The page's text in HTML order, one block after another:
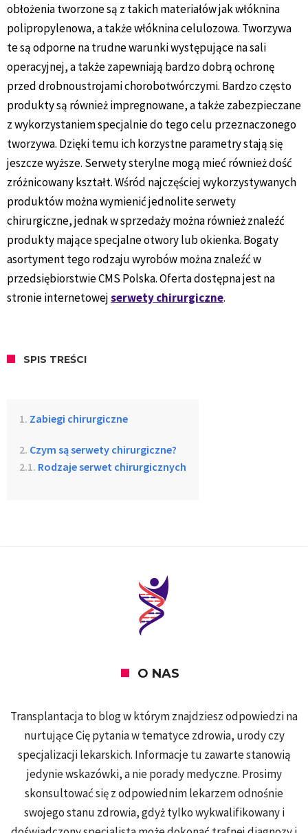
obłożenia tworzone są z takich materiałów jak włóknina
polipropylenowa, a także włóknina celulozowa. Tworzywa
te są odporne na trudne warunki występujące na sali
operacyjnej, a także zapewniają bardzo dobrą ochronę
przed drobnoustrojami chorobotwórczymi. Bardzo często
produkty są również impregnowane, a także zabezpieczane
z wykorzystaniem specjalnie do tego celu przeznaczonego
tworzywa. Dzięki temu ich korzystne parametry stają się
jeszcze wyższe. Serwety sterylne mogą mieć również dość
zróżnicowany kształt. Wśród najczęściej wykorzystywanych
produktów można wymienić jednolite serwety
chirurgiczne, jednak w sprzedaży można również znaleźć
produkty mające specjalne otwory lub okienka. Bogaty
asortyment tego rodzaju wyrobów można znaleźć w
przedsiębiorstwie CMS Polska. Oferta dostępna jest na
stronie internetowejserwety chirurgiczne.
SPIS TREŚCI
Zabiegi chirurgiczne
Czym są serwety chirurgiczne?
Rodzaje serwet chirurgicznych
O NAS
Transplantacja to blog w którym znajdziesz odpowiedzi na
nurtujące Cię pytania w tematyce zdrowia, urody czy
specjalizacji lekarskich. Informacje tu zawarte stanowią
jedynie wskazówki, a nie porady medyczne. Prosimy
skonsultować się z odpowiednim lekarzem odnośnie
swojego stanu zdrowia, gdyż tylko wykwalifikowany i